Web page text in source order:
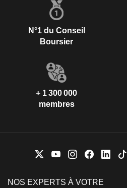
N°1 du Conseil
Boursier
+ 1 300 000
membres
NOS EXPERTS À VOTRE